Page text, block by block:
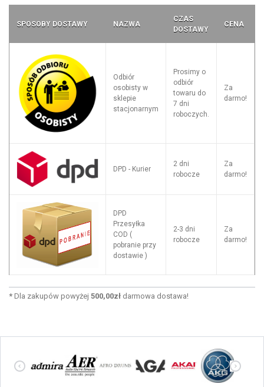
SPOSOBY DOSTAWY NAZWA
CZAS
DOSTAWY
CENA
Odbiór
osobisty w
sklepie
stacjonarnym
Prosimy o
odbiór
towaru do
7 dni
roboczych.
Za
darmo!
DPD - Kurier
2 dni
robocze
Za
darmo!
DPD
Przesyłka
COD (
pobranie przy
dostawie )
2-3 dni
robocze
Za
darmo!
* Dla zakupów powyżej 500,00zł darmowa dostawa!